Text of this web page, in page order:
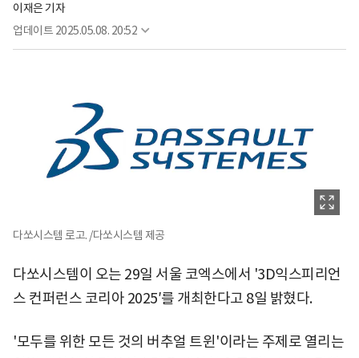
이재은 기자
업데이트 2025.05.08. 20:52
다쏘시스템 로고. /다쏘시스템 제공
다쏘시스템이 오는 29일 서울 코엑스에서 '3D익스피리언
스 컨퍼런스 코리아 2025′를 개최한다고 8일 밝혔다.
'모두를 위한 모든 것의 버추얼 트윈'이라는 주제로 열리는